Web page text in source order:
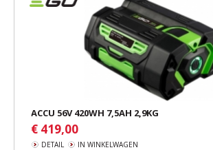
ACCU 56V 420WH 7,5AH 2,9KG
€ 419,00
DETAIL
IN WINKELWAGEN